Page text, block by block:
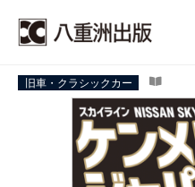
旧車・クラシックカー